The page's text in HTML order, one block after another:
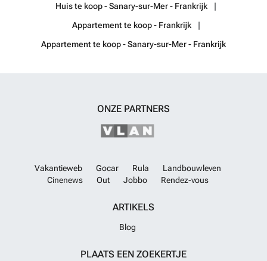
Huis te koop - Sanary-sur-Mer - Frankrijk
Appartement te koop - Frankrijk
Appartement te koop - Sanary-sur-Mer - Frankrijk
ONZE PARTNERS
Vakantieweb Gocar Rula
Landbouwleven
Cinenews
Out Jobbo Rendez-vous
ARTIKELS
Blog
PLAATS EEN ZOEKERTJE